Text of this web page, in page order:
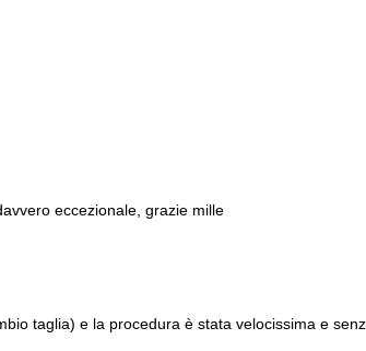
eccezionale, grazie mille
taglia) e la procedura è stata velocissima e